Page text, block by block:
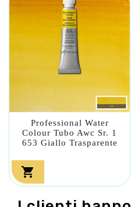
Professional Water
Colour Tubo Awc Sr. 1
653 Giallo Trasparente
